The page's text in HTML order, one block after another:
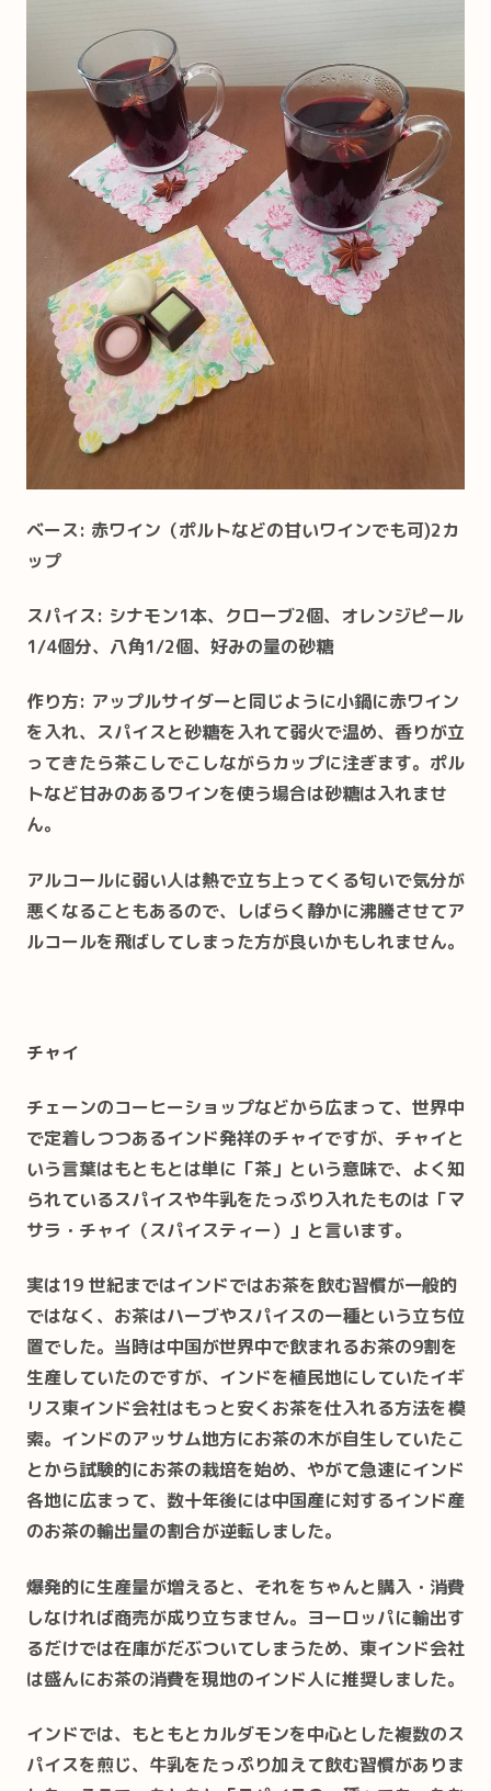
ベース: 赤ワイン（ポルトなどの甘いワインでも可)2カ
ップ
スパイス: シナモン1本、クローブ2個、オレンジピール
1/4個分、八角1/2個、好みの量の砂糖
作り方: アップルサイダーと同じように小鍋に赤ワイン
を入れ、スパイスと砂糖を入れて弱火で温め、香りが立
ってきたら茶こしでこしながらカップに注ぎます。ポル
トなど甘みのあるワインを使う場合は砂糖は入れませ
ん。
アルコールに弱い人は熱で立ち上ってくる匂いで気分が
悪くなることもあるので、しばらく静かに沸騰させてア
ルコールを飛ばしてしまった方が良いかもしれません。
チャイ
チェーンのコーヒーショップなどから広まって、世界中
で定着しつつあるインド発祥のチャイですが、チャイと
いう言葉はもともとは単に「茶」という意味で、よく知
られているスパイスや牛乳をたっぷり入れたものは「マ
サラ・チャイ（スパイスティー）」と言います。
実は19 世紀まではインドではお茶を飲む習慣が一般的
ではなく、お茶はハーブやスパイスの一種という立ち位
置でした。当時は中国が世界中で飲まれるお茶の9割を
生産していたのですが、インドを植民地にしていたイギ
リス東インド会社はもっと安くお茶を仕入れる方法を模
索。インドのアッサム地方にお茶の木が自生していたこ
とから試験的にお茶の栽培を始め、やがて急速にインド
各地に広まって、数十年後には中国産に対するインド産
のお茶の輸出量の割合が逆転しました。
爆発的に生産量が増えると、それをちゃんと購入・消費
しなければ商売が成り立ちません。ヨーロッパに輸出す
るだけでは在庫がだぶついてしまうため、東インド会社
は盛んにお茶の消費を現地のインド人に推奨しました。
インドでは、もともとカルダモンを中心とした複数のス
パイスを煎じ、牛乳をたっぷり加えて飲む習慣がありま